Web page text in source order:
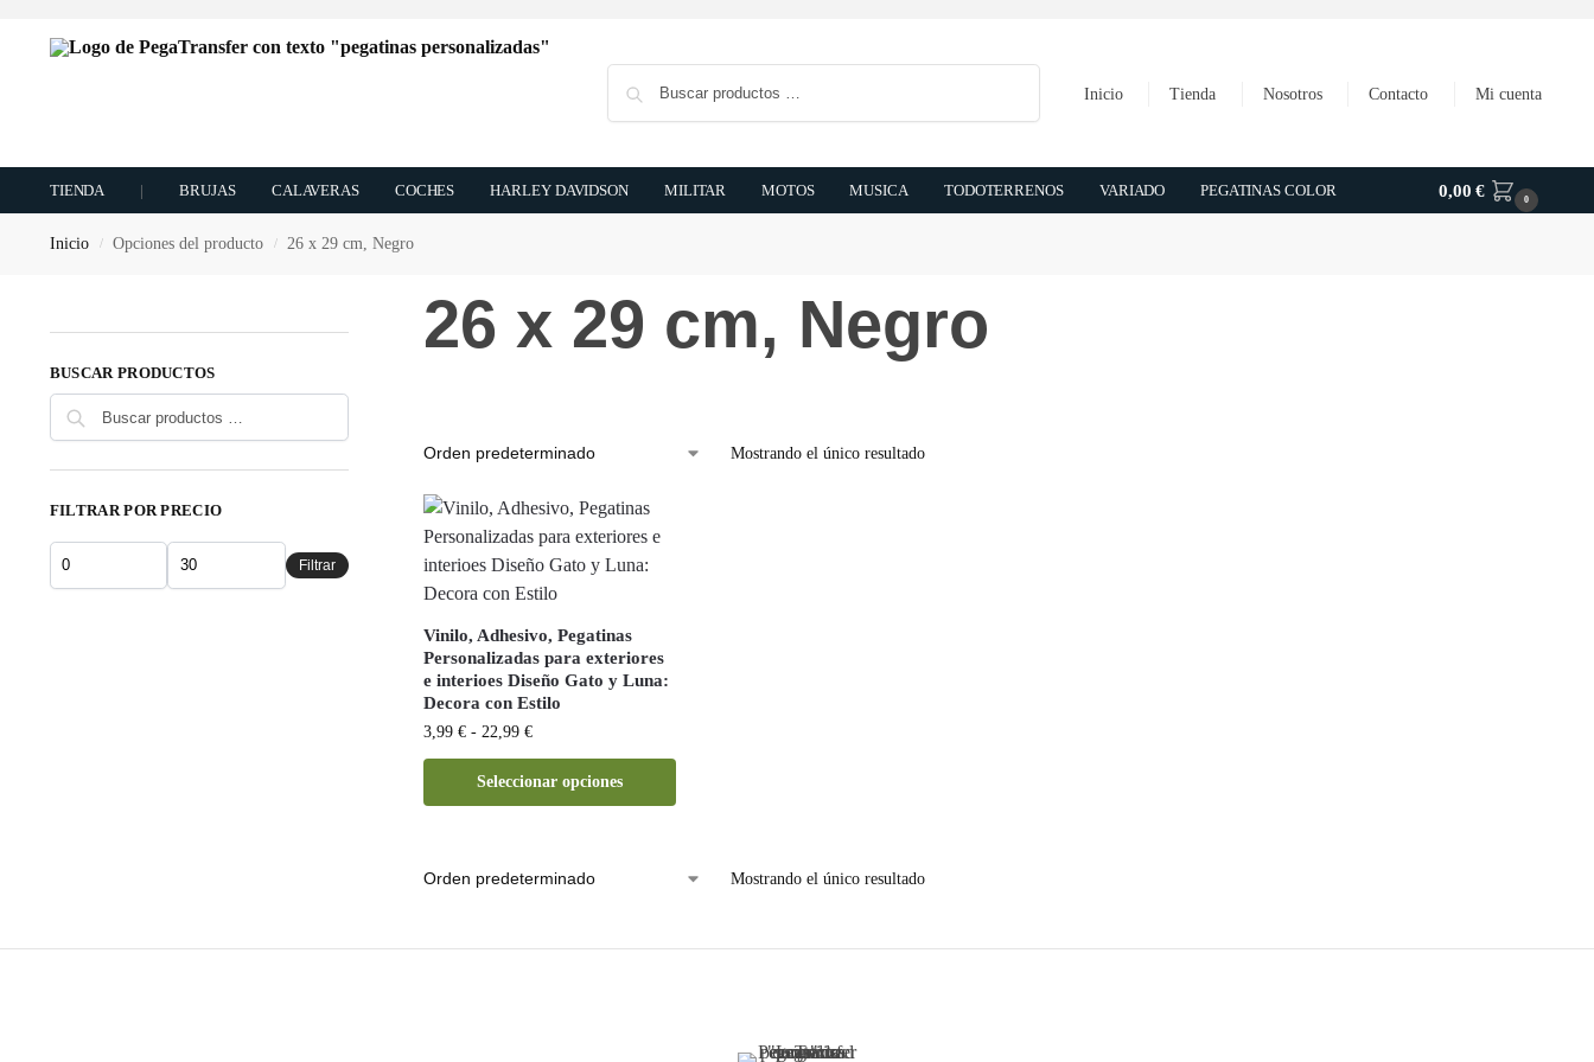
Inicio
Tienda Nosotros Contacto Mi cuenta
TIENDA | BRUJAS CALAVERAS COCHES HARLEY DAVIDSON MILITAR MOTOS MUSICA TODOTERRENOS VARIADO PEGATINAS COLOR 0,00€ 0
Inicio / Opciones del producto / 26 x 29 cm, Negro
26 x 29 cm, Negro
Mostrando el único resultado
Vinilo, Adhesivo, Pegatinas
Personalizadas para exteriores
e interioes Diseño Gato y Luna:
Decora con Estilo
3,99 € - 22,99 €
Seleccionar opciones
Mostrando el único resultado
BUSCAR PRODUCTOS
FILTRAR POR PRECIO
Filtrar